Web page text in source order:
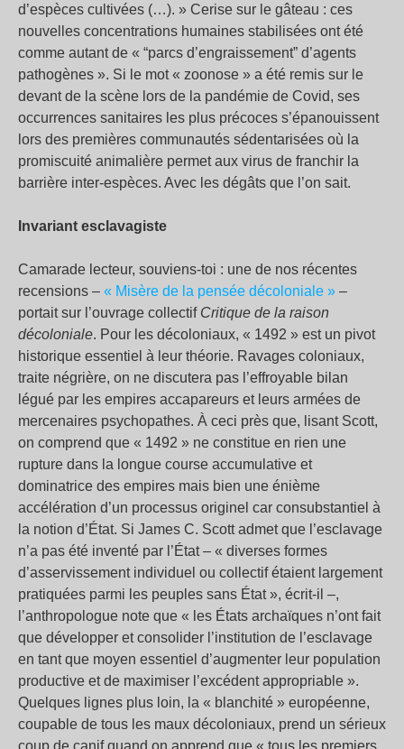
d’espèces cultivées (…). » Cerise sur le gâteau : ces
nouvelles concentrations humaines stabilisées ont été
comme autant de « “parcs d’engraissement” d’agents
pathogènes ». Si le mot « zoonose » a été remis sur le
devant de la scène lors de la pandémie de Covid, ses
occurrences sanitaires les plus précoces s’épanouissent
lors des premières communautés sédentarisées où la
promiscuité animalière permet aux virus de franchir la
barrière inter-espèces. Avec les dégâts que l’on sait.
Invariant esclavagiste
Camarade lecteur, souviens-toi : une de nos récentes
recensions – « Misère de la pensée décoloniale » –
portait sur l’ouvrage collectif Critique de la raison
décoloniale. Pour les décoloniaux, « 1492 » est un pivot
historique essentiel à leur théorie. Ravages coloniaux,
traite négrière, on ne discutera pas l’effroyable bilan
légué par les empires accapareurs et leurs armées de
mercenaires psychopathes. À ceci près que, lisant Scott,
on comprend que « 1492 » ne constitue en rien une
rupture dans la longue course accumulative et
dominatrice des empires mais bien une énième
accélération d’un processus originel car consubstantiel à
la notion d’État. Si James C. Scott admet que l’esclavage
n’a pas été inventé par l’État – « diverses formes
d’asservissement individuel ou collectif étaient largement
pratiquées parmi les peuples sans État », écrit-il –,
l’anthropologue note que « les États archaïques n’ont fait
que développer et consolider l’institution de l’esclavage
en tant que moyen essentiel d’augmenter leur population
productive et de maximiser l’excédent appropriable ».
Quelques lignes plus loin, la « blanchité » européenne,
coupable de tous les maux décoloniaux, prend un sérieux
coup de canif quand on apprend que « tous les premiers